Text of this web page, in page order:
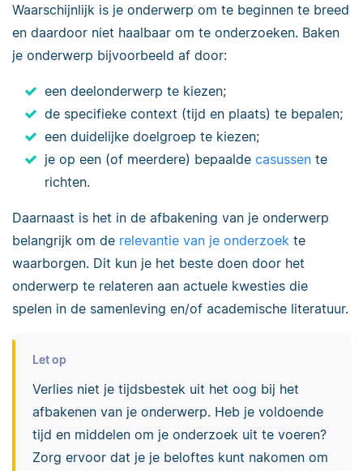
Waarschijnlijk is je onderwerp om te beginnen te breed
en daardoor niet haalbaar om te onderzoeken. Baken
je onderwerp bijvoorbeeld af door:
een deelonderwerp te kiezen;
de specifieke context (tijd en plaats) te bepalen;
een duidelijke doelgroep te kiezen;
je op een (of meerdere) bepaalde casussen te
richten.
Daarnaast is het in de afbakening van je onderwerp
belangrijk om de relevantie van je onderzoek te
waarborgen. Dit kun je het beste doen door het
onderwerp te relateren aan actuele kwesties die
spelen in de samenleving en/of academische literatuur.
Let op
Verlies niet je tijdsbestek uit het oog bij het
afbakenen van je onderwerp. Heb je voldoende
tijd en middelen om je onderzoek uit te voeren?
Zorg ervoor dat je je beloftes kunt nakomen om